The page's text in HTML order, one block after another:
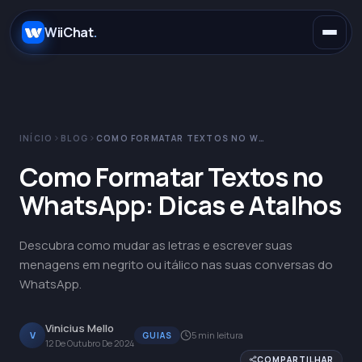
WiiChat.
E-commerce
Concessionárias
Educação
WhatsApp
Messenger
Gemini
INÍCIO BLOG COMO FORMATAR TEXTOS NO WHATSAPP: DICAS E ATALHOS
Como Formatar Textos no
WhatsApp: Dicas e Atalhos
Descubra como mudar as letras e escrever suas
menagens em negrito ou itálico nas suas conversas do
WhatsApp.
V Vinicius Mello
12 De Outubro De 2024
GUIAS 5 min leitura
COMPARTILHAR